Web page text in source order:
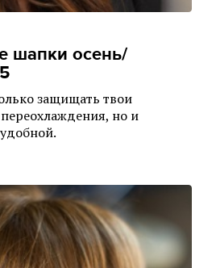
шапки осень/
защищать твои
но и